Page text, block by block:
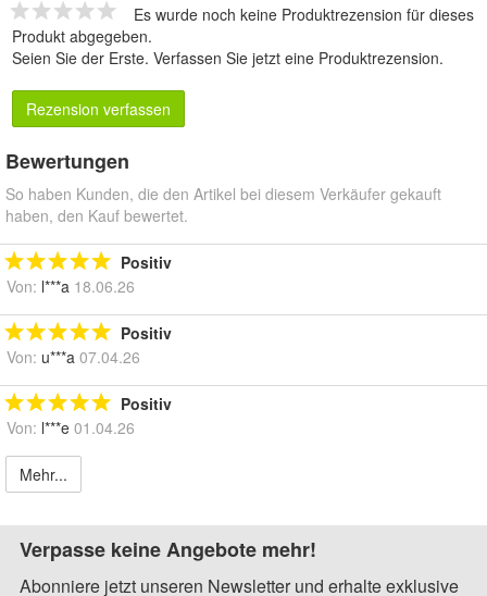
Es wurde noch keine Produktrezension für dieses
Produkt abgegeben.
Seien Sie der Erste. Verfassen Sie jetzt eine Produktrezension.
Rezension verfassen
Bewertungen
So haben Kunden, die den Artikel bei diesem Verkäufer gekauft
haben, den Kauf bewertet.
Positiv
Von: l***a 18.06.26
Positiv
Von: u***a 07.04.26
Positiv
Von: l***e 01.04.26
Mehr...
Verpasse keine Angebote mehr!
Abonniere jetzt unseren Newsletter und erhalte exklusive